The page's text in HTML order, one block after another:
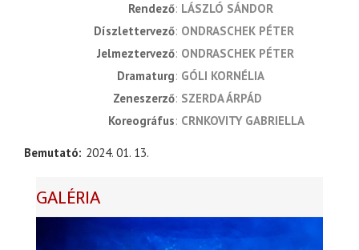
rendező LÁSZLÓ SÁNDOR
díszlettervező ONDRASCHEK PÉTER
jelmeztervező ONDRASCHEK PÉTER
dramaturg GÓLI KORNÉLIA
zeneszerző SZERDA ÁRPÁD
koreográfus CRNKOVITY GABRIELLA
Bemutató 2024. 01. 13.
GALÉRIA